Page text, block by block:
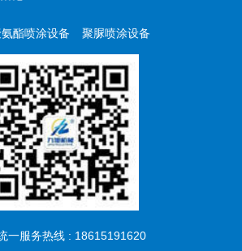
酯喷涂设备 聚脲喷涂设备
一服务热线 : 18615191620